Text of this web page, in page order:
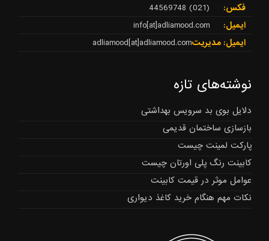
فکس:
(021) 44569748
ایمیل:
info[at]adliamood.com
ایمیل: مدیریتadliamood[at]adliamood.com
نوشته‌های تازه
دلایل بوی بد سرویس بهداشتی
بازسازی ساختمان قدیمی
پارکت لمینت چیست
کابینت رنگ پلی اورتان چیست
عوامل موثر در قیمت کابینت
نکات مهم هنگام خرید کاغذ دیواری